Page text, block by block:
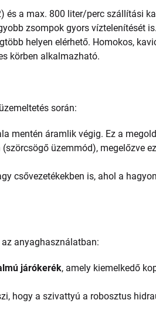
és a max. 800 liter/perc szállítási
zsompok gyors víztelenítését
helyen elérhető. Homokos,
körben alkalmazható.
során:
mentén áramlik végig. Ez a
üzemmód), megelőzve
csővezetékekben is, ahol a
anyaghasználatban:
járókerék, amely kiemelkedő
hogy a szivattyú a robosztus